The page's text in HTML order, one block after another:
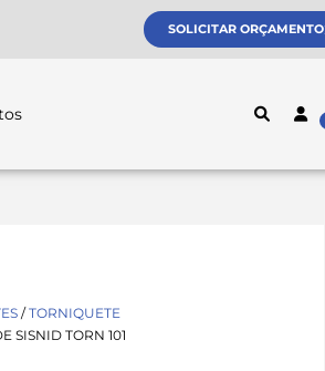
SOLICITAR ORÇAMENTO
/TORNIQUETE
SISNID TORN 101